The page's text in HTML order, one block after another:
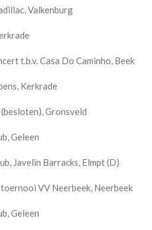
Valkenburg
t.b.v. Casa Do Caminho, Beek
Kerkrade
Gronsveld
Geleen
Javelin Barracks, Elmpt (D)
VV Neerbeek, Neerbeek
Geleen